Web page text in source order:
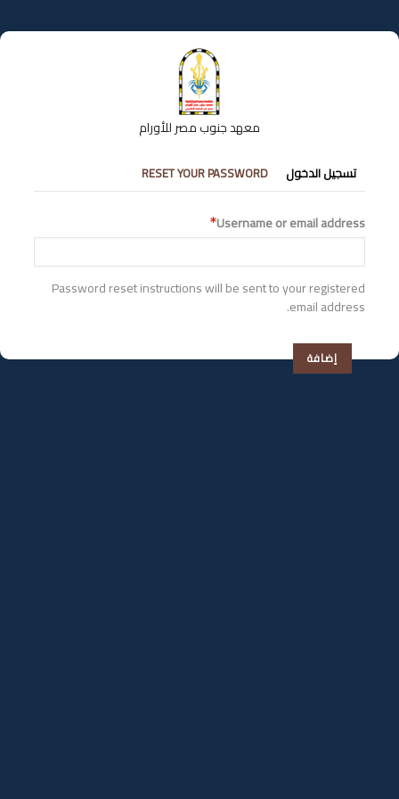
إلى
المحتوى
معهد جنوب مصر للأورام
التبويبات
الأساسية
تسجيل الدخول RESET YOUR PASSWORD
Username or email address
Password reset instructions will be sent to your registered
email address.